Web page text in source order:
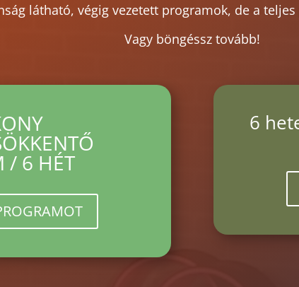
látható, végig vezetett programok, de a
Vagy böngéssz tovább!
/ 6 HÉT
6